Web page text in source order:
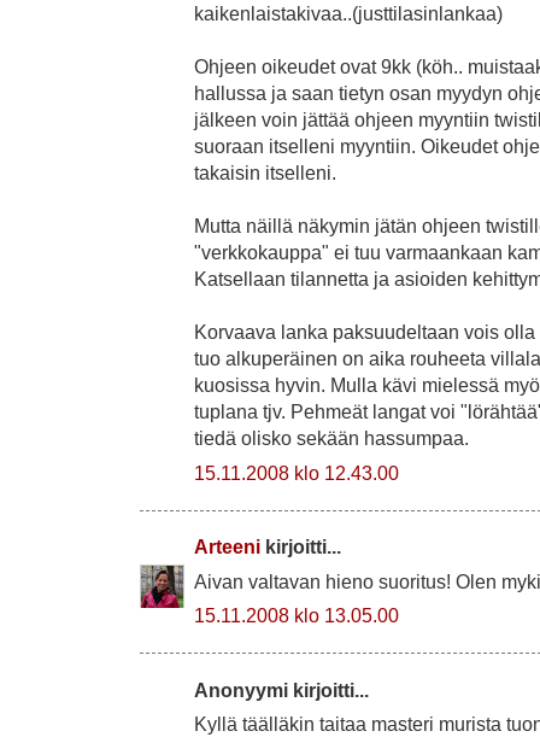
kaikenlaistakivaa..(justtilasinlankaa)
Ohjeen oikeudet ovat 9kk (köh..
hallussa ja saan tietyn osan myydyn
jälkeen voin jättää ohjeen myyntiin
suoraan itselleni myyntiin. Oikeudet
takaisin itselleni.
Mutta näillä näkymin jätän ohjeen
"verkkokauppa" ei tuu varmaankaan
Katsellaan tilannetta ja asioiden
Korvaava lanka paksuudeltaan vois
tuo alkuperäinen on aika rouheeta
kuosissa hyvin. Mulla kävi mielessä
tuplana tjv. Pehmeät langat voi
tiedä olisko sekään hassumpaa.
15.11.2008 klo 12.43.00
Arteeni kirjoitti...
Aivan valtavan hieno suoritus! Olen
15.11.2008 klo 13.05.00
Anonyymi kirjoitti...
Kyllä täälläkin taitaa masteri murista